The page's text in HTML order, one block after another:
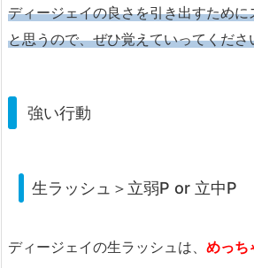
ディージェイの良さを引き出すため
と思うので、ぜひ覚えていってくださ
強い行動
生ラッシュ＞立弱P or 立中P
ディージェイの生ラッシュは、 めっち